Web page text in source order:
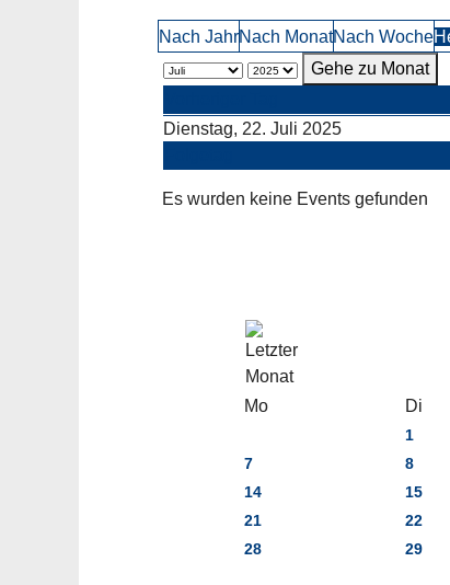
Nach JahrNach MonatNach Woche
Gehe zu Monat
Dienstag, 22. Juli 2025
Es wurden keine Events gefunden
Mo Di
1
7
8
14
15
21
22
28
29